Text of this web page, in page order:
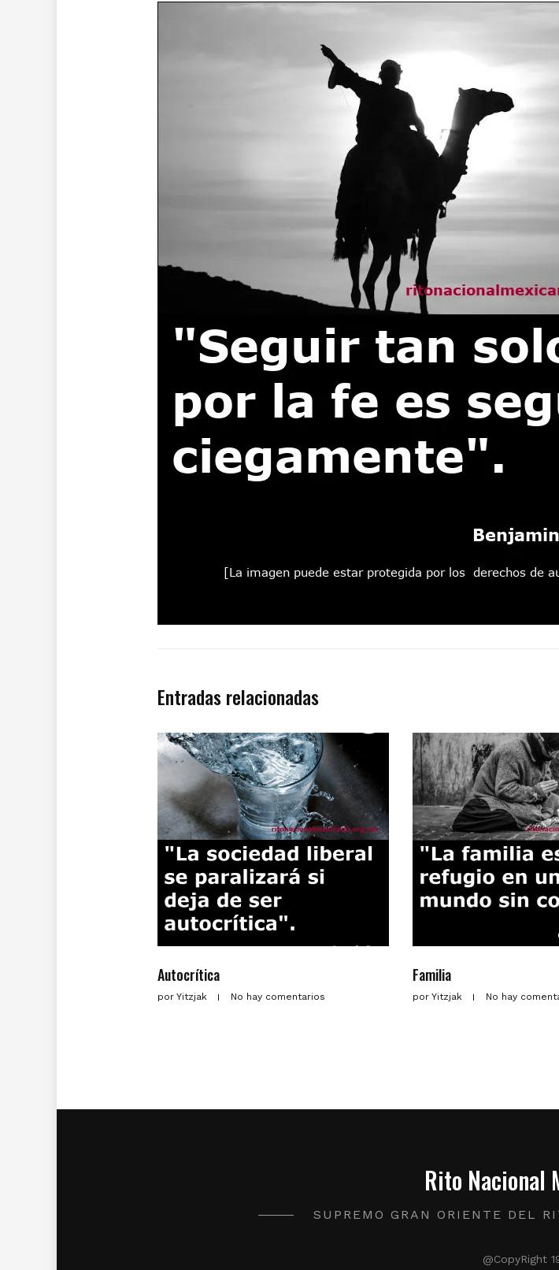
Entradas relacionadas
Autocrítica
porYitzjak No hay comentarios
Familia
por Yitzjak No hay
Rito Nacional
SUPREMO GRAN ORIENTE DEL
@CopyRight